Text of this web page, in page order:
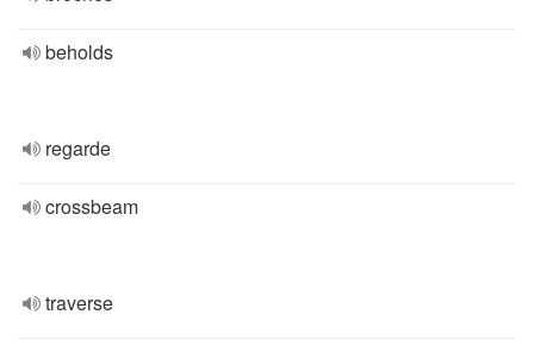
beholds
regarde
crossbeam
traverse